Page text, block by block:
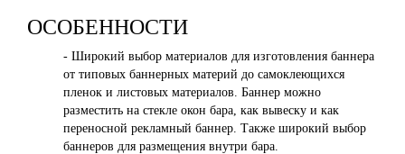
ОСОБЕННОСТИ
- Широкий выбор материалов для изготовления баннера
от типовых баннерных материй до самоклеющихся
пленок и листовых материалов. Баннер можно
разместить на стекле окон бара, как вывеску и как
переносной рекламный баннер. Также широкий выбор
баннеров для размещения внутри бара.